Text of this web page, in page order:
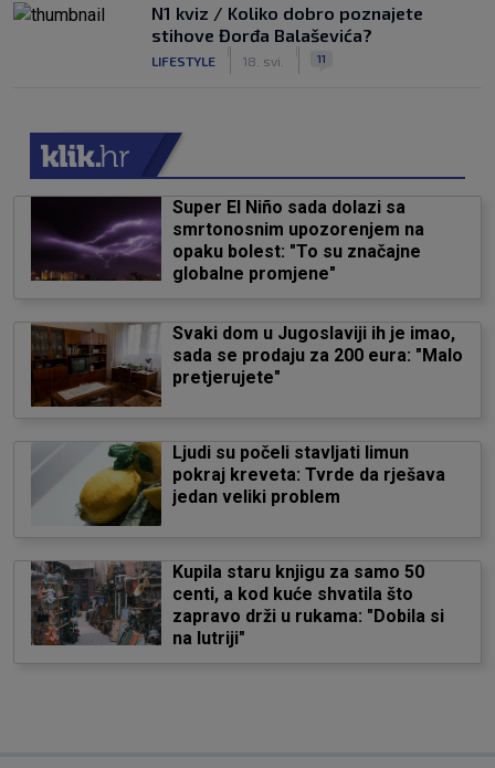
N1 kviz / Koliko dobro poznajete
stihove Đorđa Balaševića?
LIFESTYLE 18. svi. 11
Super El Niño sada dolazi sa
smrtonosnim upozorenjem na
opaku bolest: "To su značajne
globalne promjene"
Svaki dom u Jugoslaviji ih je imao,
sada se prodaju za 200 eura: "Malo
pretjerujete"
Ljudi su počeli stavljati limun
pokraj kreveta: Tvrde da rješava
jedan veliki problem
Kupila staru knjigu za samo 50
centi, a kod kuće shvatila što
zapravo drži u rukama: "Dobila si
na lutriji"